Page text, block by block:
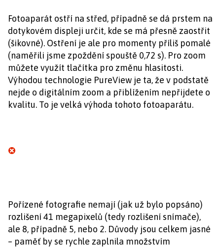
Fotoaparát ostří na střed, případně se dá prstem na
dotykovém displeji určit, kde se má přesně zaostřit
(šikovné). Ostření je ale pro momenty příliš pomalé
(naměřili jsme zpoždění spouště 0,72 s). Pro zoom
můžete využít tlačítka pro změnu hlasitosti.
Výhodou technologie PureView je ta, že v podstatě
nejde o digitálním zoom a přiblížením nepřijdete o
kvalitu. To je velká výhoda tohoto fotoaparátu.
Pořízené fotografie nemají (jak už bylo popsáno)
rozlišení 41 megapixelů (tedy rozlišení snímače),
ale 8, případně 5, nebo 2. Důvody jsou celkem jasné
– paměť by se rychle zaplnila množstvím